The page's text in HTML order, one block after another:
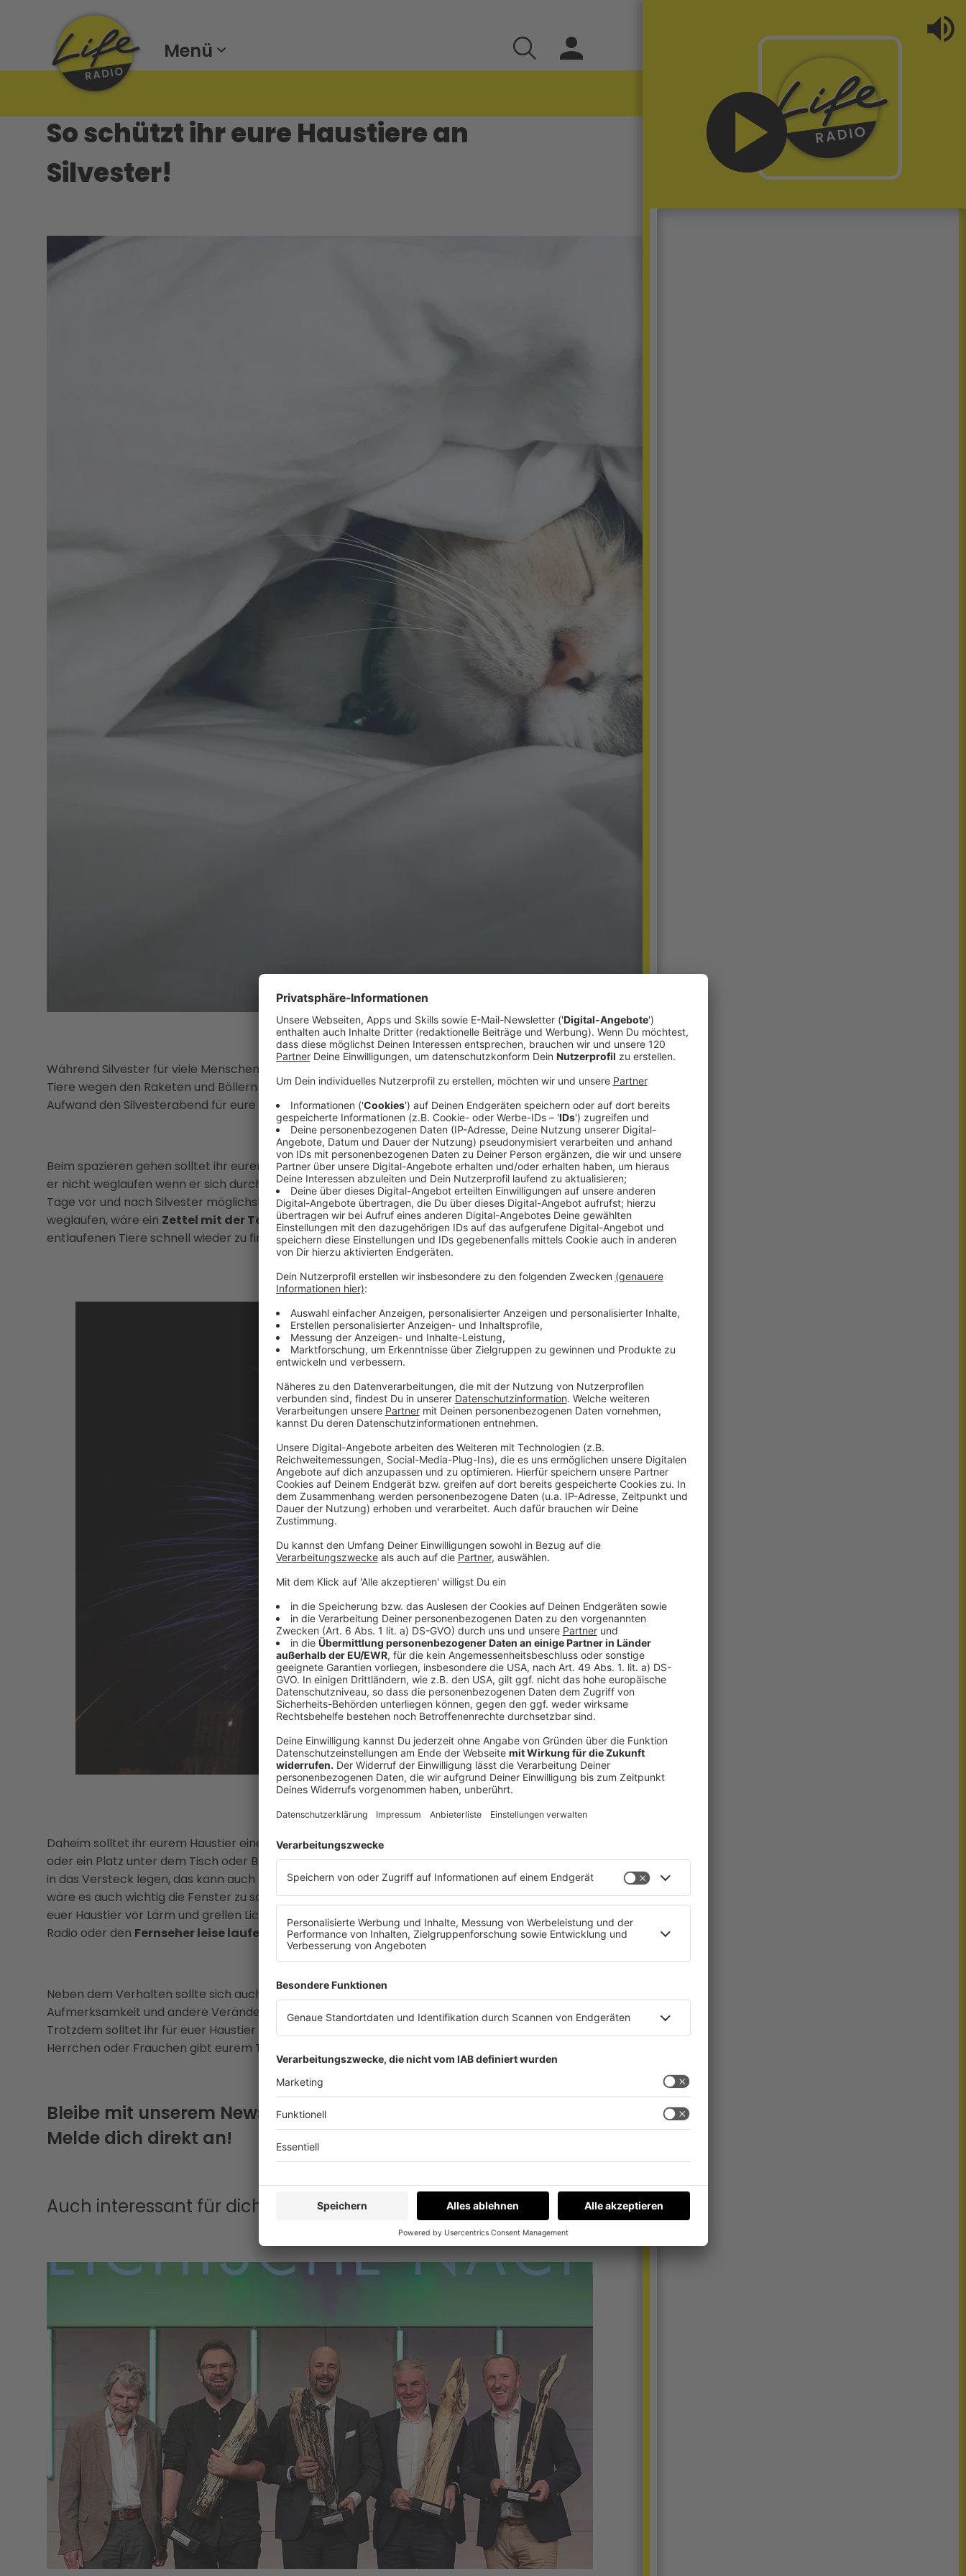
Menü
So schützt ihr eure Haustiere an
Silvester!
Während Silvester für viele Menschen ein Grund zu feiern ist, bedeutet der Jahreswechsel für
Tiere wegen den Raketen und Böllern puren Stress. Hier sind die Tipps damit ihr mit geringem
Aufwand den Silvesterabend für eure Haustiere so angenehm wie möglich gestalten könnt.
Beim spazieren gehen solltet ihr euren Hund vor und nach Silvester an dieLeine nehmen, so kann
er nicht weglaufen wenn er sich durch ein Geräusch erschreckt. Auch eure Katzen sollten 1-2
Tage vor und nach Silvester möglichst drinnen verbringen. Sollte euer Hund oder Katze doch
weglaufen, wäre ein Zettel mit der Telefonnummer am Halsband eine Lösung, um die
entlaufenen Tiere schnell wieder zu finden.
Daheim solltet ihr eurem Haustier einen Rückzugsortbieten. Das kann eine leere Schachtel sein,
oder ein Platz unter dem Tisch oder Bett. Für einenvertrauten Geruch, könnt ihr ein T-Shirt mit
in das Versteck legen, das kann auch beruhigend auf euer Tier wirken. Im Haus oder der Wohnung
wäre es auch wichtig die Fenster zu schließen und die Rollläden herunter zu lassen. So schützt ihr
euer Haustier vor Lärm und grellen Lichteffekte durch das Feuerwerk. Zudem könnt ihr euren
Radio oder den Fernseher leise laufen lassen, das hat auch eine beruhigende Wirkung.
Neben dem Verhalten sollte sich auch dieAlltagsroutine nicht verändern
Aufmerksamkeit und andere Veränderungen können Hund und Katze zusätzlich verunsichern.
Trotzdem solltet ihr für euer Haustier da sein und wenn möglich zuhause feiern, die Nähe zum
Herrchen oder Frauchen gibt eurem Tier Sicherheit.
Bleibe mit unserem Newsletter immer auf dem Laufenden.
Melde dich direkt an!
Auch interessant für dich